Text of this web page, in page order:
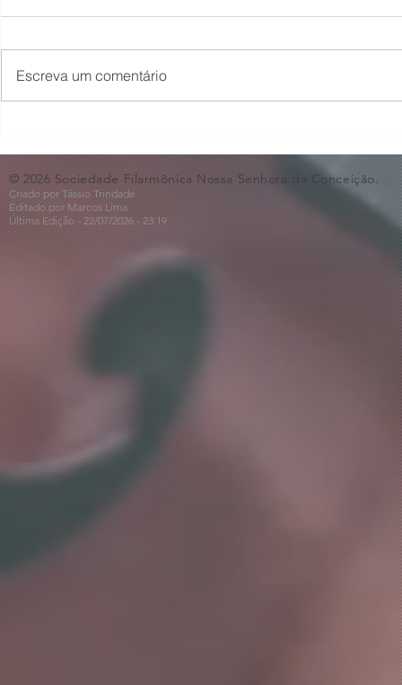
🎵🎶
ao Dia dos
Escreva um comentário
© 2026 Sociedade Filarmônica Nossa Senhora da Conceição.
Criado por Tássio Trindade
Editado por Marcos Lima
Última Edição - 22/07/2026 - 23:19